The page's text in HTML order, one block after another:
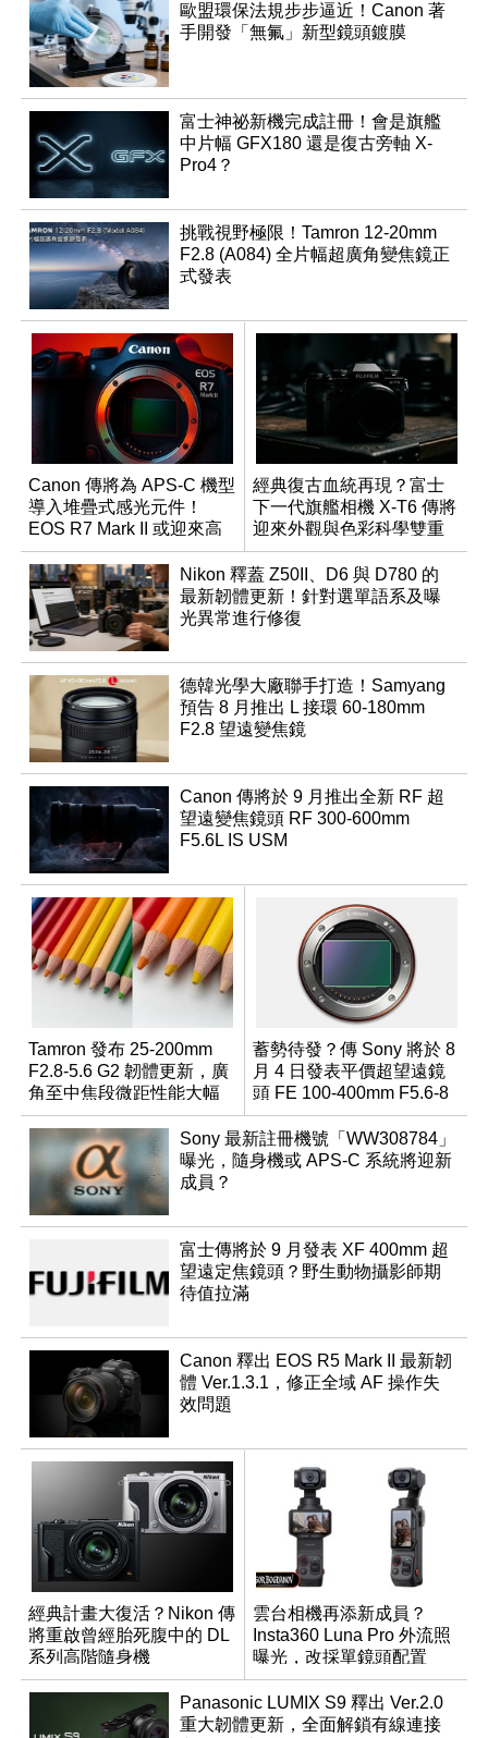
歐盟環保法規步步逼近！Canon 著
手開發「無氟」新型鏡頭鍍膜
富士神祕新機完成註冊！會是旗艦
中片幅 GFX180 還是復古旁軸 X-
Pro4？
挑戰視野極限！Tamron 12-20mm
F2.8 (A084) 全片幅超廣角變焦鏡正
式發表
Canon 傳將為 APS-C 機型
導入堆疊式感光元件！
EOS R7 Mark II 或迎來高
速讀出升級
經典復古血統再現？富士
下一代旗艦相機 X-T6 傳將
迎來外觀與色彩科學雙重
優化
Nikon 釋蓋 Z50II、D6 與 D780 的
最新韌體更新！針對選單語系及曝
光異常進行修復
德韓光學大廠聯手打造！Samyang
預告 8 月推出 L 接環 60-180mm
F2.8 望遠變焦鏡
Canon 傳將於 9 月推出全新 RF 超
望遠變焦鏡頭 RF 300-600mm
F5.6L IS USM
Tamron 發布 25-200mm
F2.8-5.6 G2 韌體更新，廣
角至中焦段微距性能大幅
升級
蓄勢待發？傳 Sony 將於 8
月 4 日發表平價超望遠鏡
頭 FE 100-400mm F5.6-8
Sony 最新註冊機號「WW308784」
曝光，隨身機或 APS-C 系統將迎新
成員？
富士傳將於 9 月發表 XF 400mm 超
望遠定焦鏡頭？野生動物攝影師期
待值拉滿
Canon 釋出 EOS R5 Mark II 最新韌
體 Ver.1.3.1，修正全域 AF 操作失
效問題
經典計畫大復活？Nikon 傳
將重啟曾經胎死腹中的 DL
系列高階隨身機
雲台相機再添新成員？
Insta360 Luna Pro 外流照
曝光，改採單鏡頭配置
Panasonic LUMIX S9 釋出 Ver.2.0
重大韌體更新，全面解鎖有線連接